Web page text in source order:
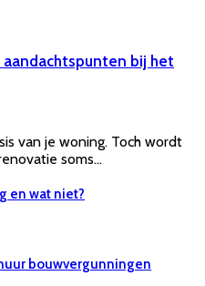
bij het
van je woning. Toch wordt
soms…
en wat niet?
bouwvergunningen